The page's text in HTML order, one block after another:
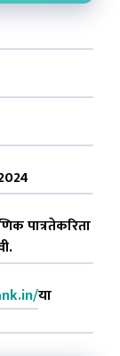
पात्रतेकरिता
या